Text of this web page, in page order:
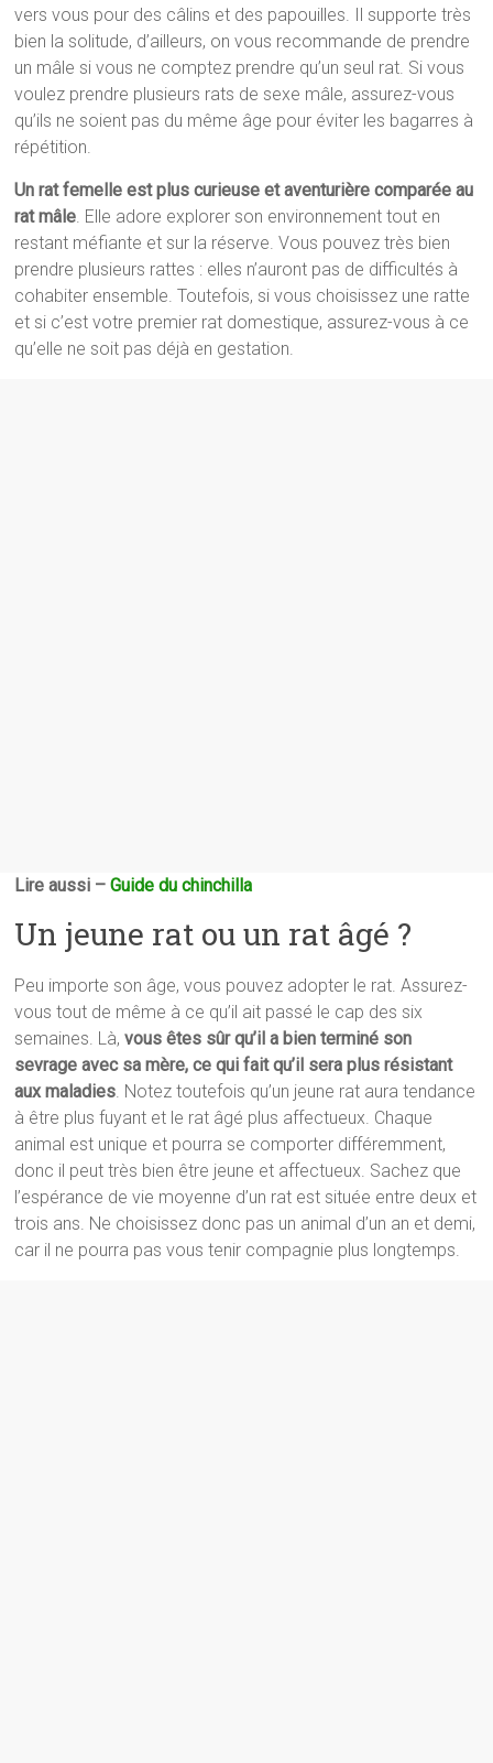
vers vous pour des câlins et des papouilles. Il supporte très
bien la solitude, d’ailleurs, on vous recommande de prendre
un mâle si vous ne comptez prendre qu’un seul rat. Si vous
voulez prendre plusieurs rats de sexe mâle, assurez-vous
qu’ils ne soient pas du même âge pour éviter les bagarres à
répétition.
Un rat femelle est plus curieuse et aventurière comparée au
rat mâle . Elle adore explorer son environnement tout en
restant méfiante et sur la réserve. Vous pouvez très bien
prendre plusieurs rattes : elles n’auront pas de difficultés à
cohabiter ensemble. Toutefois, si vous choisissez une ratte
et si c’est votre premier rat domestique, assurez-vous à ce
qu’elle ne soit pas déjà en gestation.
Lire aussi –Guide du chinchilla
Un jeune rat ou un rat âgé ?
Peu importe son âge, vous pouvez adopter le rat. Assurez-
vous tout de même à ce qu’il ait passé le cap des six
semaines. Là,vous êtes sûr qu’il a bien terminé son
sevrage avec sa mère, ce qui fait qu’il sera plus résistant
aux maladies . Notez toutefois qu’un jeune rat aura tendance
à être plus fuyant et le rat âgé plus affectueux. Chaque
animal est unique et pourra se comporter différemment,
donc il peut très bien être jeune et affectueux. Sachez que
l’espérance de vie moyenne d’un rat est située entre deux et
trois ans. Ne choisissez donc pas un animal d’un an et demi,
car il ne pourra pas vous tenir compagnie plus longtemps.